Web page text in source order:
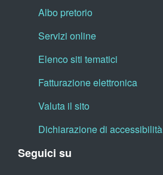
Albo pretorio
Servizi online
Elenco siti tematici
Fatturazione elettronica
Valuta il sito
Dichiarazione di accessibilità
Seguici su